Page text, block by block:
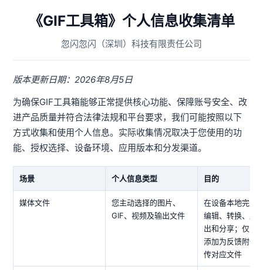
《GIF工具箱》个人信息收集清单
忽闪忽闪（深圳）科技有限责任公司
版本更新日期：2026年8月5日
为确保GIF工具箱能够正常提供核心功能、保障账号安全、改
进产品质量并符合法律法规和平台要求，我们可能按照以下
方式收集和使用个人信息。实际收集情况取决于您使用的功
能、授权选择、设备环境、应用版本和分发渠道。
场景 个人信息类型 目的
媒体文件
您主动选择的图片、
GIF、视频及输出文件
在设备本地完成
编辑、转换、压
出和分享；仅当
添加为反馈附件
传对应文件